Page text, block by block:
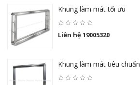
Khung làm mát tối ưu
Liên hệ 19005320
Khung làm mát tiêu chuẩn